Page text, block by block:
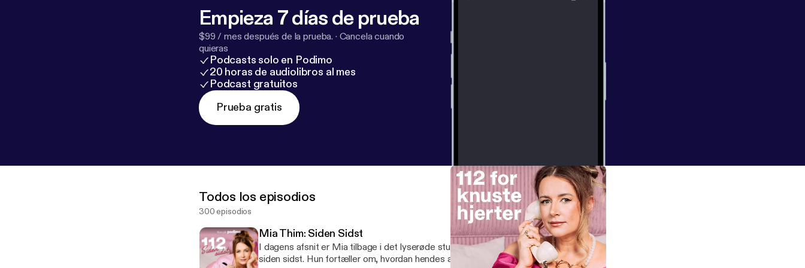
Empieza 7 días de prueba
$99 / mes después de la prueba. · Cancela cuando
quieras
Podcasts solo en Podimo
20 horas de audiolibros al mes
Podcast gratuitos
Prueba gratis
Todos los episodios
300 episodios
Mia Thim: Siden Sidst
I dagens afsnit er Mia tilbage i det lyserøde studie for at fortælle, hvad der er sket
siden sidst. Hun fortæller om, hvordan hendes afsnit af 112 blev hendes vendepunkt i